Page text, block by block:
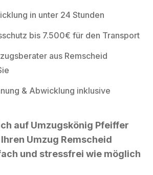
in unter 24 Stunden
bis 7.500€ für den Transport
aus Remscheid
& Abwicklung inklusive
auf Umzugskönig Pfeiffer
Umzug Remscheid
und stressfrei wie möglich